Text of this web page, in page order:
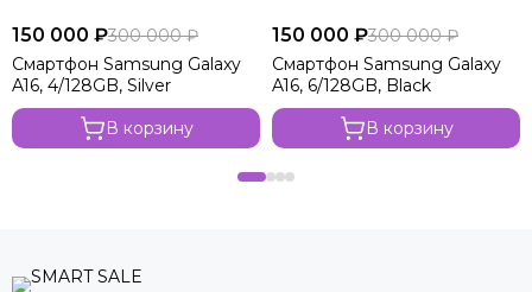
150 000 ₽300 000 ₽
Смартфон Samsung Galaxy
A16, 4/128GB, Silver
В корзину
150 000 ₽300 000 ₽
Смартфон Samsung Galaxy
A16, 6/128GB, Black
В корзину